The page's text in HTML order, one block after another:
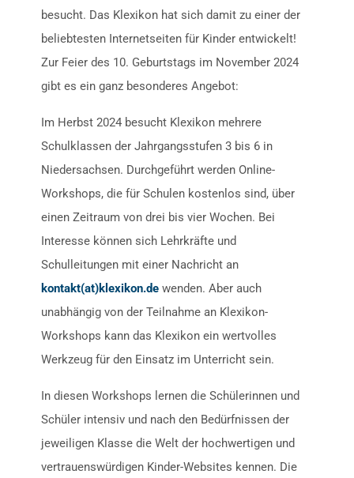
besucht. Das Klexikon hat sich damit zu einer der
beliebtesten Internetseiten für Kinder entwickelt!
Zur Feier des 10. Geburtstags im November 2024
gibt es ein ganz besonderes Angebot:
Im Herbst 2024 besucht Klexikon mehrere
Schulklassen der Jahrgangsstufen 3 bis 6 in
Niedersachsen. Durchgeführt werden Online-
Workshops, die für Schulen kostenlos sind, über
einen Zeitraum von drei bis vier Wochen. Bei
Interesse können sich Lehrkräfte und
Schulleitungen mit einer Nachricht an
kontakt(at)klexikon.de wenden. Aber auch
unabhängig von der Teilnahme an Klexikon-
Workshops kann das Klexikon ein wertvolles
Werkzeug für den Einsatz im Unterricht sein.
In diesen Workshops lernen die Schülerinnen und
Schüler intensiv und nach den Bedürfnissen der
jeweiligen Klasse die Welt der hochwertigen und
vertrauenswürdigen Kinder-Websites kennen. Die